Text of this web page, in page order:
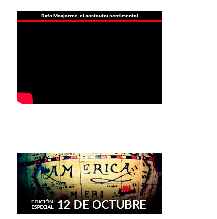
Rafa Manjarrez, el cantautor sentimental